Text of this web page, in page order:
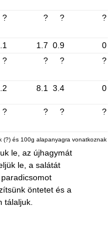
? ? ? ?
1.7 0.9
0
? ? ? ?
8.1 3.4 0
? ? ? ?
(?) és 100g alapanyagra vonatkoznak
le, az újhagymát
le, a salátát
öntetet és a
tálaljuk.